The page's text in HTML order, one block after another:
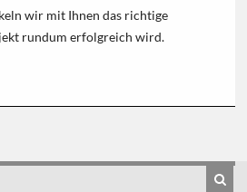
wir mit Ihnen das richtige
rundum erfolgreich wird.